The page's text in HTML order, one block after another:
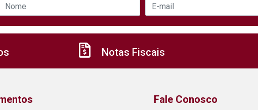
Notas Fiscais
Fale Conosco